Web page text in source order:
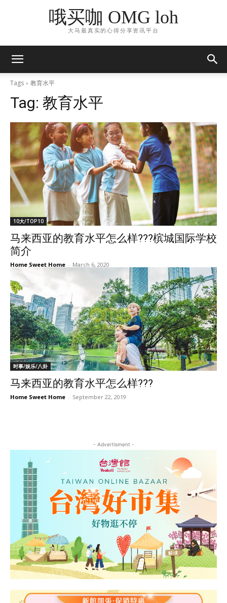
哦买咖 OMG loh
大马最真实的心得分享资讯平台
Tags 教育水平
Tag: 教育水平
10大/TOP10
马来西亚的教育水平怎么样???槟城国际学校
简介
Home Sweet Home - March 6, 2020
时事/娱乐/八卦
马来西亚的教育水平怎么样???
Home Sweet Home - September 22, 2019
- Advertisment -